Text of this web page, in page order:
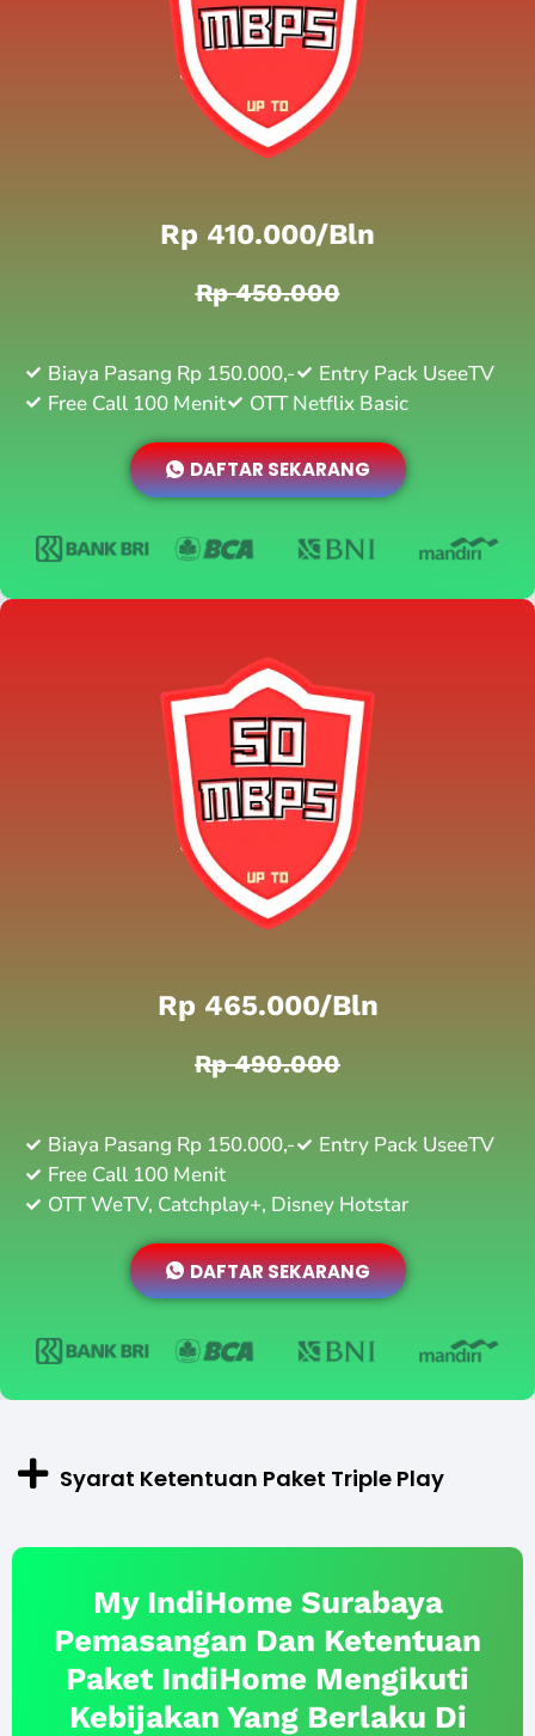
Rp 410.000/bln
Rp 450.000
Biaya Pasang Rp 150.000,-
Entry Pack UseeTV
Free Call 100 Menit
OTT Netflix Basic
DAFTAR SEKARANG
Rp 465.000/bln
Rp 490.000
Biaya Pasang Rp 150.000,-
Entry Pack UseeTV
Free Call 100 Menit
OTT WeTV, Catchplay+, Disney Hotstar
DAFTAR SEKARANG
Syarat Ketentuan Paket Triple Play
My IndiHome Surabaya
Pemasangan Dan Ketentuan
Paket IndiHome Mengikuti
Kebijakan Yang Berlaku Di